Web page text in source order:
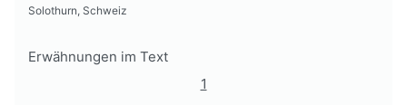
Solothurn, Schweiz
Erwähnungen im Text
1